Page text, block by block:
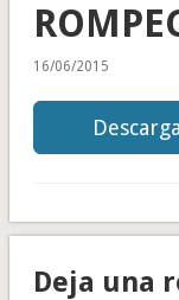
16/06/2015
Deja una